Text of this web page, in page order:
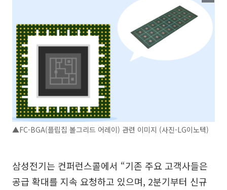
▲FC-BGA(플립칩 볼그리드 어레이) 관련 이미지 (사진-LG이노텍)
삼성전기는 컨퍼런스콜에서 “기존 주요 고객사들은
공급 확대를 지속 요청하고 있으며, 2분기부터 신규